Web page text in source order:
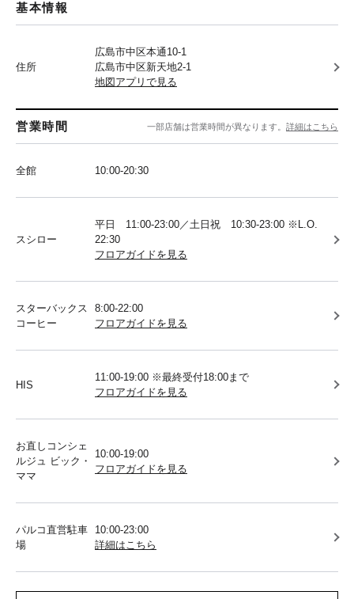
基本情報
住所
広島市中区本通10-1
広島市中区新天地2-1
地図アプリで見る
営業時間 一部店舗は営業時間が異なります。 詳細はこちら
全館 10:00-20:30
スシロー
平日 11:00-23:00／土日祝 10:30-23:00 ※L.O.
22:30
フロアガイドを見る
スターバックス
コーヒー
8:00-22:00
フロアガイドを見る
HIS
11:00-19:00 ※最終受付18:00まで
フロアガイドを見る
お直しコンシェ
ルジュ ビック・
ママ
10:00-19:00
フロアガイドを見る
パルコ直営駐車
場
10:00-23:00
詳細はこちら